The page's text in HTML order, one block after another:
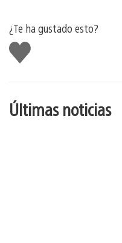
¿Te ha gustado esto?
Me
gusta
Últimas noticias